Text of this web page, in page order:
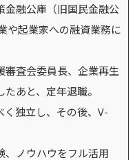
金融公庫（旧国民金融公
や起業家への融資業務に
審査会委員長、企業再生
あと、定年退職。
く独立し、その後、V-
、ノウハウをフル活用